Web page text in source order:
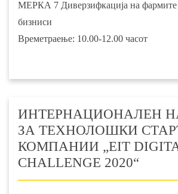
МЕРКА 7 Диверзифкација на фармите
бизниси
Времетраење: 10.00-12.00 часот
ИНТЕРНАЦИОНАЛЕН
ЗА ТЕХНОЛОШКИ
КОМПАНИИ „EIT
CHALLENGE 2020“